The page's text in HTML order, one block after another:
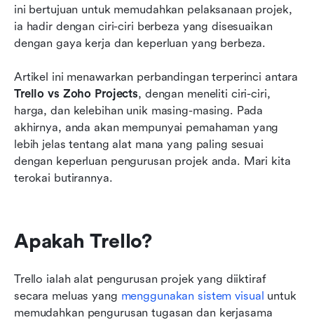
ini bertujuan untuk memudahkan pelaksanaan projek,
ia hadir dengan ciri-ciri berbeza yang disesuaikan
dengan gaya kerja dan keperluan yang berbeza.
Trello vs Zoho Projects, dengan meneliti ciri-ciri,
harga, dan kelebihan unik masing-masing. Pada
akhirnya, anda akan mempunyai pemahaman yang
lebih jelas tentang alat mana yang paling sesuai
dengan keperluan pengurusan projek anda. Mari kita
terokai butirannya.
Apakah Trello?
Trello ialah alat pengurusan projek yang diiktiraf
secara meluas yang menggunakan sistem visual untuk
memudahkan pengurusan tugasan dan kerjasama
A powerful tool to replace Trello and Zoho
Projects
Perbandingan terakhir antara Trello, Zoho
Projects, dan Lark
Kesimpulan
Soalan Lazim